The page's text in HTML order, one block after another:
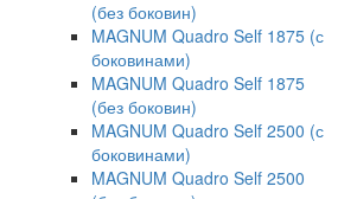
(без боковин)
MAGNUM Quadro Self 1875 (с
боковинами)
MAGNUM Quadro Self 1875
(без боковин)
MAGNUM Quadro Self 2500 (с
боковинами)
MAGNUM Quadro Self 2500